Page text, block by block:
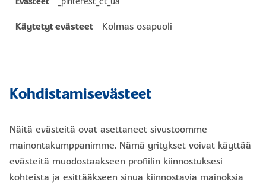
Kolmas osapuoli
Kohdistamisevästeet
Näitä evästeitä ovat asettaneet sivustoomme
mainontakumppanimme. Nämä yritykset voivat käyttää
evästeitä muodostaakseen profiilin kiinnostuksesi
kohteista ja esittääkseen sinua kiinnostavia mainoksia